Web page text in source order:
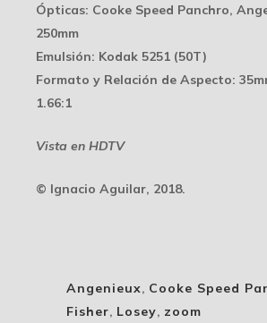
Ópticas: Cooke Speed Panchro,
250mm
Emulsión: Kodak 5251 (50T)
Formato y Relación de Aspecto:
1.66:1
Vista en HDTV
© Ignacio Aguilar, 2018.
Angenieux, Cooke Speed
Fisher, Losey, zoom